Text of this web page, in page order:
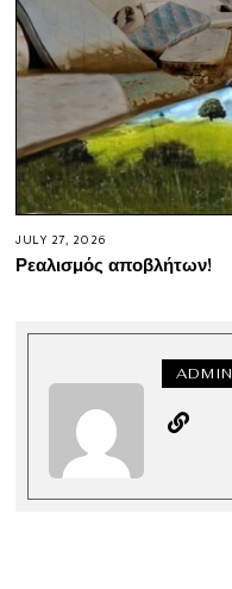
JULY 27, 2026
Ρεαλισμός αποβλήτων!
ADMIN